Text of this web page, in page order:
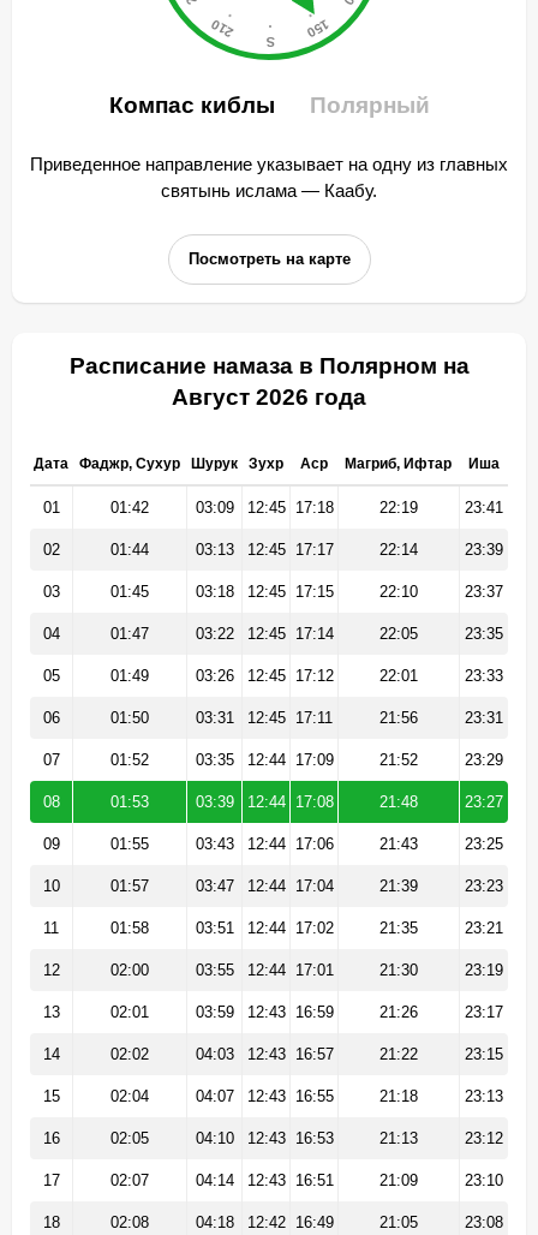
Компас киблы Полярный
Приведенное направление указывает на одну из главных
святынь ислама — Каабу.
Посмотреть на карте
Расписание намаза в Полярном на
Август 2026 года
Дата Фаджр, Сухур Шурук Зухр Аср Магриб, Ифтар Иша
01 01:42 03:09 12:45 17:18 22:19 23:41
02 01:44 03:13 12:45 17:17 22:14 23:39
03 01:45 03:18 12:45 17:15 22:10 23:37
04 01:47 03:22 12:45 17:14 22:05 23:35
05 01:49 03:26 12:45 17:12 22:01 23:33
06 01:50 03:31 12:45 17:11 21:56 23:31
07 01:52 03:35 12:44 17:09 21:52 23:29
08 01:53 03:39 12:44 17:08 21:48 23:27
09 01:55 03:43 12:44 17:06 21:43 23:25
10 01:57 03:47 12:44 17:04 21:39 23:23
11 01:58 03:51 12:44 17:02 21:35 23:21
12 02:00 03:55 12:44 17:01 21:30 23:19
13 02:01 03:59 12:43 16:59 21:26 23:17
14 02:02 04:03 12:43 16:57 21:22 23:15
15 02:04 04:07 12:43 16:55 21:18 23:13
16 02:05 04:10 12:43 16:53 21:13 23:12
17 02:07 04:14 12:43 16:51 21:09 23:10
18 02:08 04:18 12:42 16:49 21:05 23:08